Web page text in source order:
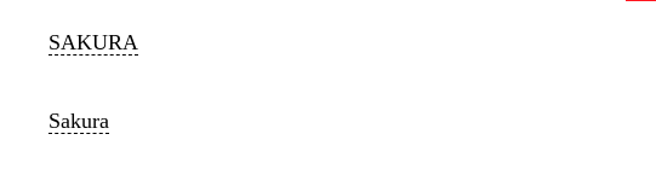
SAKURA
Sakura